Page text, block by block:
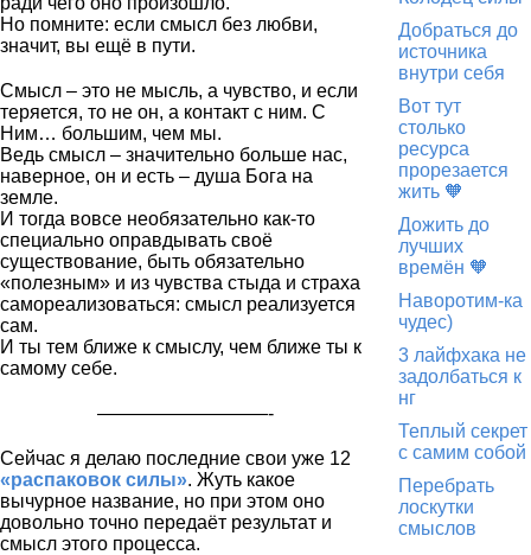
Но помните: если смысл без любви,
значит, вы ещё в пути.
Смысл – это не мысль, а чувство, и если
теряется, то не он, а контакт с ним. С
Ним… большим, чем мы.
Ведь смысл – значительно больше нас,
наверное, он и есть – душа Бога на
земле.
И тогда вовсе необязательно как-то
специально оправдывать своё
существование, быть обязательно
«полезным» и из чувства стыда и страха
самореализоваться: смысл реализуется
сам.
И ты тем ближе к смыслу, чем ближе ты к
самому себе.
—————————-
Сейчас я делаю последние свои уже 12
«распаковок силы». Жуть какое
вычурное название, но при этом оно
довольно точно передаёт результат и
смысл этого процесса.
Добраться до
источника
внутри себя
Вот тут
столько
ресурса
прорезается
жить 🧡
Дожить до
лучших
времён 🧡
Наворотим-ка
чудес)
3 лайфхака не
задолбаться к
нг
Теплый секрет
с самим собой
Перебрать
лоскутки
смыслов